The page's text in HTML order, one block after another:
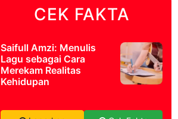
CEK FAKTA
Saifull Amzi: Menulis
Lagu sebagai Cara
Merekam Realitas
Kehidupan